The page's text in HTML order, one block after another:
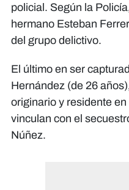
policial. Según la
hermano Esteban
del grupo delictivo.
El último en ser
Hernández (de 26
originario y residente
vinculan con el
Núñez.